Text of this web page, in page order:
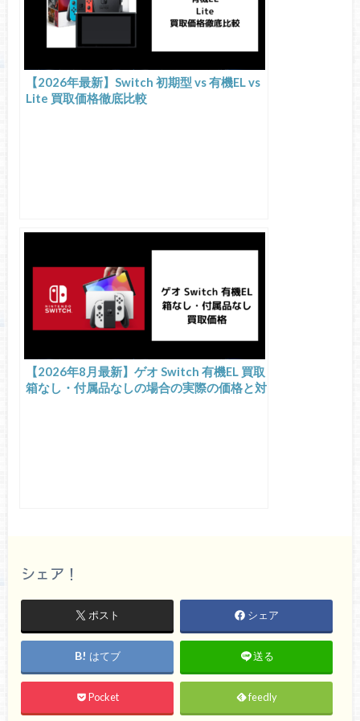
【2026年最新】Switch 初期型 vs 有機EL vs
Lite 買取価格徹底比較
【2026年8月最新】ゲオ Switch 有機EL 買取
箱なし・付属品なしの場合の実際の価格と対
シェア！
ポスト シェア
はてブ 送る
Pocket feedly